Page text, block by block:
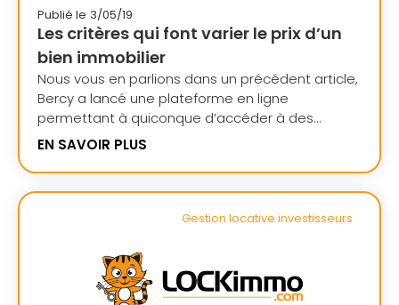
Publié le 3/05/19
Les critères qui font varier le prix d’un
bien immobilier
Nous vous en parlions dans un précédent article,
Bercy a lancé une plateforme en ligne
permettant à quiconque d’accéder à des...
EN SAVOIR PLUS
Gestion locative investisseurs